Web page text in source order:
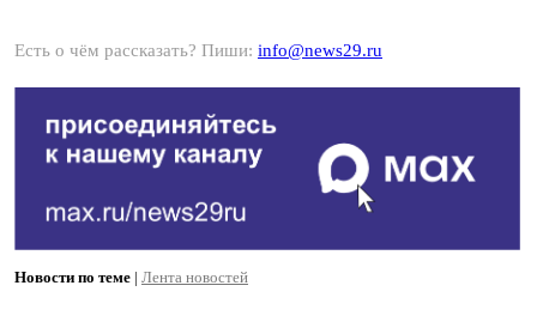
Есть о чём рассказать? Пиши: info@news29.ru
Новости по теме | Лента новостей